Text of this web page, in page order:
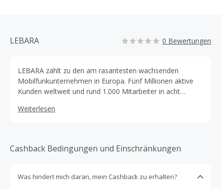
LEBARA 0 Bewertungen
LEBARA zählt zu den am rasantesten wachsenden
Mobilfunkunternehmen in Europa. Fünf Millionen aktive
Kunden weltweit und rund 1.000 Mitarbeiter in acht
einfach wählen, was du brauchst und wofür du zahlen
Immer mit dabei: Die Deutschland Allnet und SMS Flat
sowie Freiminuten ins Ausland.
Weiterlesen
Cashback Bedingungen und Einschränkungen
Was hindert mich daran, mein Cashback zu erhalten?